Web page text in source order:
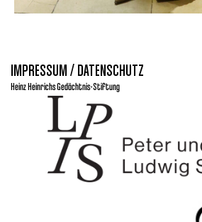
IMPRESSUM / DATENSCHUTZ
Heinz Heinrichs Gedächtnis-Stiftung